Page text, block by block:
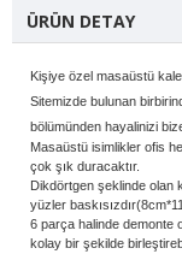
ÜRÜN DETAY
Kişiye özel masaüstü
Sitemizde bulunan
bölümünden hayalinizi
Masaüstü isimlikler ofis
çok şık duracaktır.
Dikdörtgen şeklinde olan
yüzler
6 parça halinde demonte
kolay bir şekilde